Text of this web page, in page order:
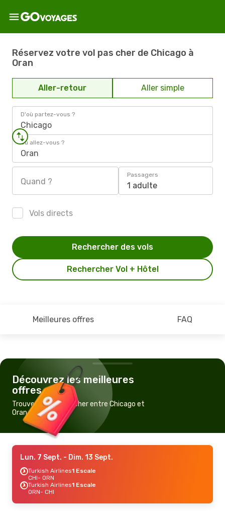
Réservez votre vol pas cher de Chicago à
Oran
Aller-retour Aller simple
D'où partez-vous ?
Chicago
Où allez-vous ?
Oran
Quand ?
Passagers
1 adulte
Vols directs
Rechercher Vol + Hôtel
Rechercher des vols
Meilleures offres FAQ
Découvrez les meilleures
offres
Trouvez un vol pas cher entre Chicago et
Oran
Lun. 7 Sept. - Dim. 13 Sept.
Turkish Airlines1 Escale
CHI- ORN
Turkish Airlines1 Escale
ORN- CHI